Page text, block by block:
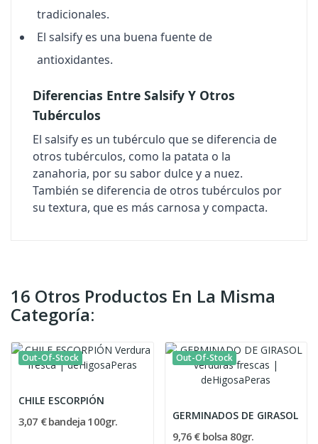
tradicionales.
El salsify es una buena fuente de
antioxidantes.
Diferencias Entre Salsify Y Otros
Tubérculos
El salsify es un tubérculo que se diferencia de
otros tubérculos, como la patata o la
zanahoria, por su sabor dulce y a nuez.
También se diferencia de otros tubérculos por
su textura, que es más carnosa y compacta.
16 Otros Productos En La Misma
Categoría:
Out-Of-Stock
CHILE ESCORPIÓN
3,07 € bandeja 100gr.
Out-Of-Stock
GERMINADOS DE GIRASOL
9,76 € bolsa 80gr.